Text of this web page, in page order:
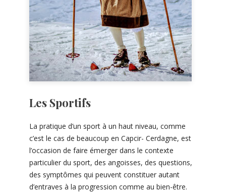
Les Sportifs
La pratique d’un sport à un haut niveau, comme
c’est le cas de beaucoup en Capcir- Cerdagne, est
l’occasion de faire émerger dans le contexte
particulier du sport, des angoisses, des questions,
des symptômes qui peuvent constituer autant
d’entraves à la progression comme au bien-être.